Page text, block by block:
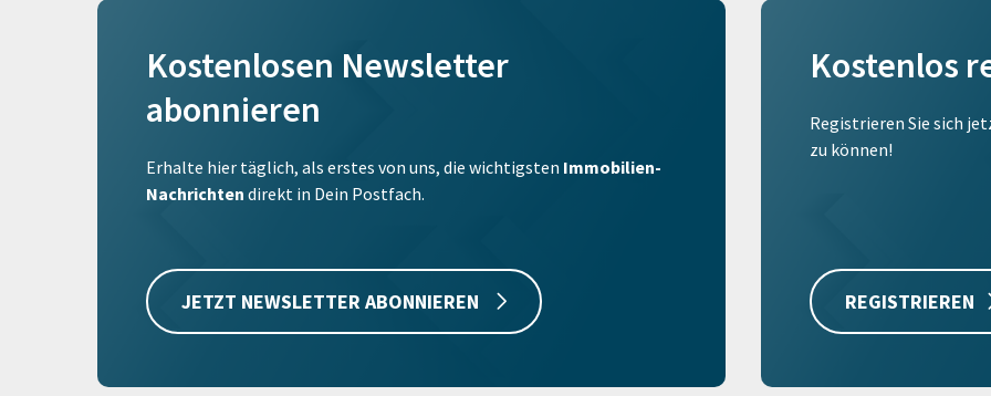
Kostenlosen Newsletter
abonnieren
Erhalte hier täglich, als erstes von uns, die wichtigsten Immobilien-
Nachrichten direkt in Dein Postfach.
JETZT NEWSLETTER ABONNIEREN
Kostenlos
Registrieren Sie sich
zu können!
REGISTRIEREN